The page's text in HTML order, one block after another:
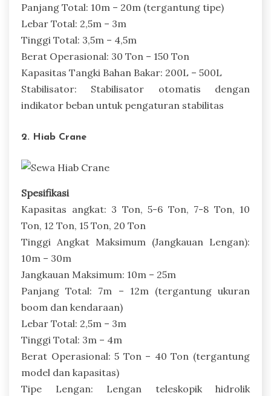
Panjang Total: 10m – 20m (tergantung tipe)
Lebar Total: 2,5m – 3m
Tinggi Total: 3,5m – 4,5m
Berat Operasional: 30 Ton – 150 Ton
Kapasitas Tangki Bahan Bakar: 200L – 500L
Stabilisator: Stabilisator otomatis dengan
indikator beban untuk pengaturan stabilitas
2. Hiab Crane
Spesifikasi
Kapasitas angkat: 3 Ton, 5-6 Ton, 7-8 Ton, 10
Ton, 12 Ton, 15 Ton, 20 Ton
Tinggi Angkat Maksimum (Jangkauan Lengan):
10m – 30m
Jangkauan Maksimum: 10m – 25m
Panjang Total: 7m – 12m (tergantung ukuran
boom dan kendaraan)
Lebar Total: 2,5m – 3m
Tinggi Total: 3m – 4m
Berat Operasional: 5 Ton – 40 Ton (tergantung
model dan kapasitas)
Tipe Lengan: Lengan teleskopik hidrolik